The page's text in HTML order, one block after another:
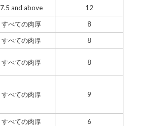
7.5 and above
12
すべての肉厚
8
すべての肉厚 8
すべての肉厚 8
すべての肉厚 9
すべての肉厚
6